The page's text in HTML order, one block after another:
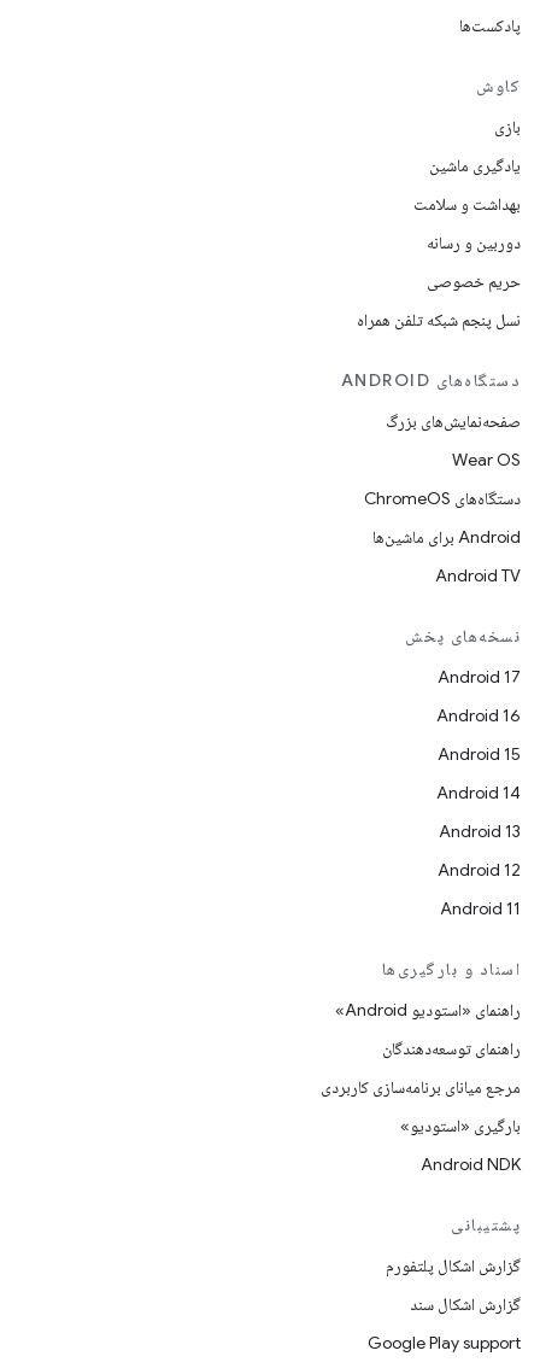
پادکست‌ها
کاوش
بازی
یادگیری ماشین
بهداشت و سلامت
دوربین و رسانه
حریم خصوصی
نسل پنجم شبکه تلفن همراه
دستگاه‌های ANDROID
صفحه‌نمایش‌های بزرگ
Wear OS
دستگاه‌های ChromeOS
Android برای ماشین‌ها
Android TV
نسخه‌های پخش
Android 17
Android 16
Android 15
Android 14
Android 13
Android 12
Android 11
اسناد و بارگیری‌ها
راهنمای «استودیو Android»
راهنمای توسعه‌دهندگان
مرجع میانای برنامه‌سازی کاربردی
بارگیری «استودیو»
Android NDK
پشتیبانی
گزارش اشکال پلتفورم
گزارش اشکال سند
Google Play support